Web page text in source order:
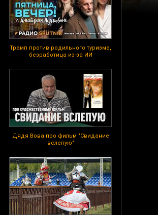
Трамп против родильного туризма,
безработица из-за ИИ
Дядя Вова про фильм "Свидание
вслепую"